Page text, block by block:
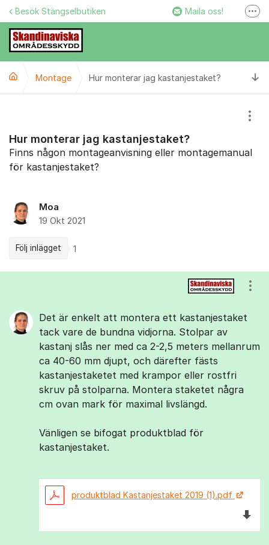
Hoppa till innehåll
Besök Stängselbutiken Maila oss!
Facebook
Montage Hur monterar jag kastanjestaket?
Hur monterar jag kastanjestaket?
Finns någon montageanvisning eller montagemanual
för kastanjestaket?
Moa
19 Okt 2021
Följ inlägget 1
Det är enkelt att montera ett kastanjestaket
tack vare de bundna vidjorna. Stolpar av
kastanj slås ner med ca 2-2,5 meters mellanrum
ca 40-60 mm djupt, och därefter fästs
kastanjestaketet med krampor eller rostfri
skruv på stolparna. Montera staketet några
cm ovan mark för maximal livslängd.
Vänligen se bifogat produktblad för
kastanjestaket.
produktblad Kastanjestaket 2019 (1).pdf